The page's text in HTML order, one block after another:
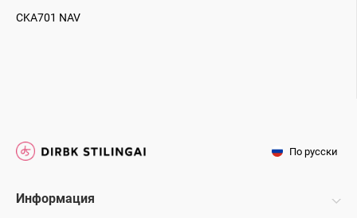
CKA701 NAV
Информация
По русски